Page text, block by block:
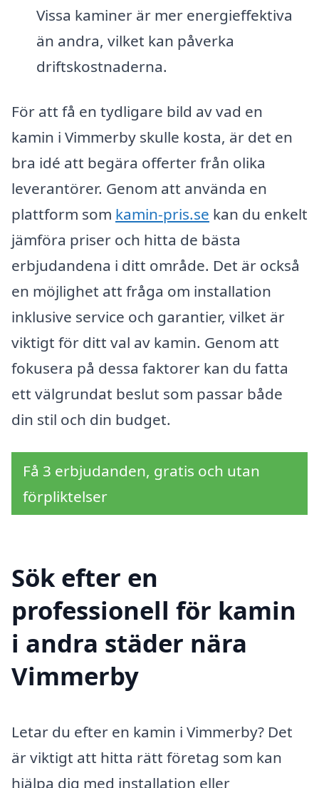
Vissa kaminer är mer energieffektiva
än andra, vilket kan påverka
driftskostnaderna.
För att få en tydligare bild av vad en
kamin i Vimmerby skulle kosta, är det en
bra idé att begära offerter från olika
leverantörer. Genom att använda en
plattform som kamin-pris.se kan du enkelt
jämföra priser och hitta de bästa
erbjudandena i ditt område. Det är också
en möjlighet att fråga om installation
inklusive service och garantier, vilket är
viktigt för ditt val av kamin. Genom att
fokusera på dessa faktorer kan du fatta
ett välgrundat beslut som passar både
din stil och din budget.
Få 3 erbjudanden, gratis och utan
förpliktelser
Sök efter en
professionell för kamin
i andra städer nära
Vimmerby
Letar du efter en kamin i Vimmerby? Det
är viktigt att hitta rätt företag som kan
hjälpa dig med installation eller